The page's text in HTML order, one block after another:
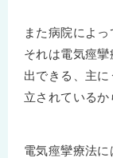
また病院によっ
それは電気痙
出できる、主
立されているか
電気痙攣療法に